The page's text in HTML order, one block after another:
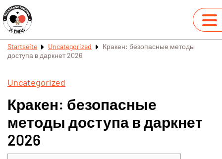
Startseite Uncategorized
Кракен: безопасные методы
доступа в даркнет 2026
Uncategorized
Кракен: безопасные
методы доступа в даркнет
2026